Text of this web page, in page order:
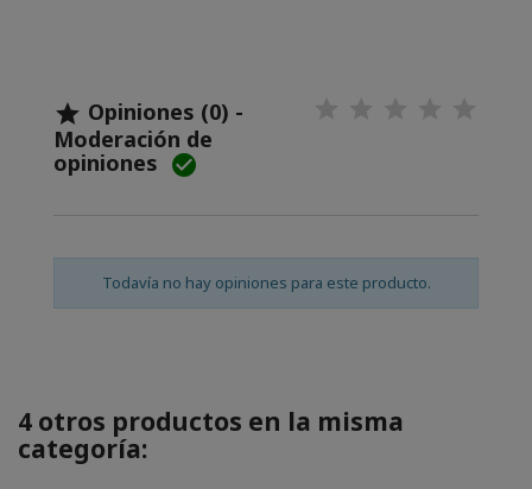
 Opiniones (0) -
Moderación de
opiniones 
Todavía no hay opiniones para este producto.
4 otros productos en la misma
categoría: